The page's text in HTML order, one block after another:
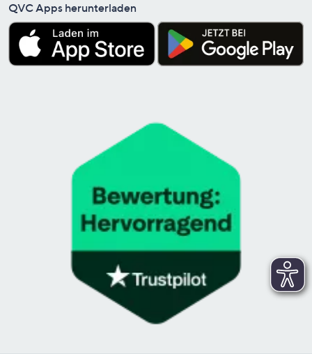
QVC Apps herunterladen